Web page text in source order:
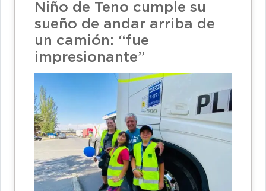
Niño de Teno cumple su
sueño de andar arriba de
un camión: “fue
impresionante”